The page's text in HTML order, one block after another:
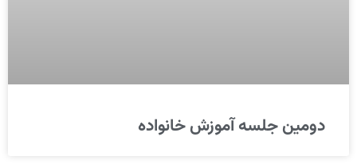
دومین جلسه آموزش خانواده